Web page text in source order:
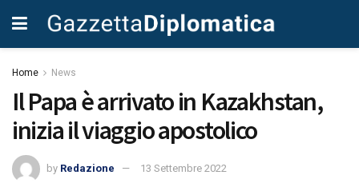
Home News
Il Papa è arrivato in Kazakhstan,
inizia il viaggio apostolico
by Redazione 13 Settembre 2022